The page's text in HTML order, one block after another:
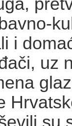
i
uz
su